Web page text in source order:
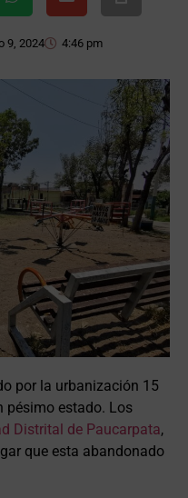
9, 2024 4:46 pm
por la urbanización 15
pésimo estado. Los
Distrital de Paucarpata,
que esta abandonado